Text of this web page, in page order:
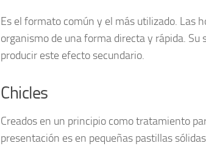
Es el formato común y el más utilizado. Las
organismo de una forma directa y rápida. Su
producir este efecto secundario.
Chicles
Creados en un principio como tratamiento
presentación es en pequeñas pastillas